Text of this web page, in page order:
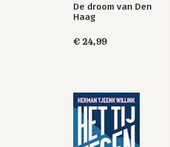
De droom van Den
Haag
€ 24,99